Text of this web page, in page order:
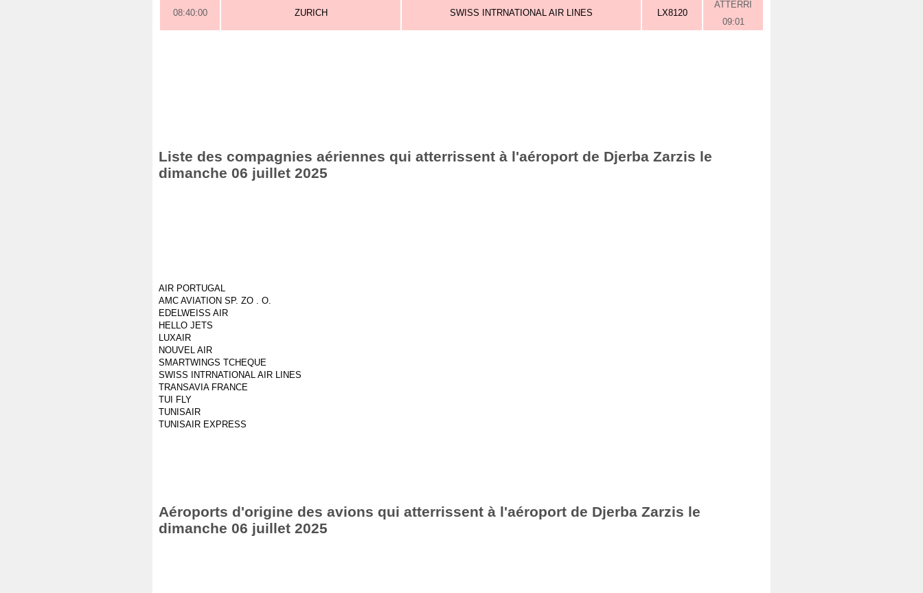
08:40:00 ZURICH SWISS INTRNATIONAL AIR LINES LX8120
ATTERRI
09:01
Liste des compagnies aériennes qui atterrissent à l'aéroport de Djerba Zarzis le
dimanche 06 juillet 2025
AIR PORTUGAL
AMC AVIATION SP. ZO . O.
EDELWEISS AIR
HELLO JETS
LUXAIR
NOUVEL AIR
SMARTWINGS TCHEQUE
SWISS INTRNATIONAL AIR LINES
TRANSAVIA FRANCE
TUI FLY
TUNISAIR
TUNISAIR EXPRESS
Aéroports d'origine des avions qui atterrissent à l'aéroport de Djerba Zarzis le
dimanche 06 juillet 2025